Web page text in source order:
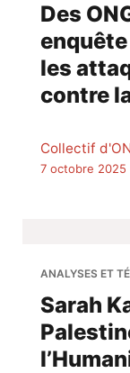
Des
les
contre
Collectif
7 octobre 2025
ANALYSES ET
Sarah